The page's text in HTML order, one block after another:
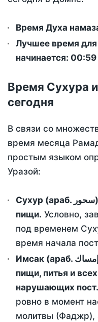
Время Духа
Лучшее время
начинается: 00:59
Время Сухура
сегодня
В связи со
время месяца
простым языком
Уразой:
Сухур (араб. سحور) - это утренний прием
пищи. Условно,
под временем
время начала
Имсак (араб. إمساك) - воздержание от приема
пищи, питья и
нарушающих пост.
ровно в момент
молитвы (Фаджр),